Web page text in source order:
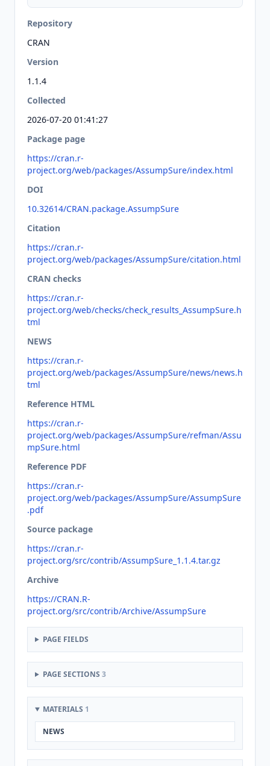
Repository
CRAN
Version
1.1.4
Collected
2026-07-20 01:41:27
Package page
https://cran.r-
project.org/web/packages/AssumpSure/index.html
DOI
10.32614/CRAN.package.AssumpSure
Citation
https://cran.r-
project.org/web/packages/AssumpSure/citation.html
CRAN checks
https://cran.r-
project.org/web/checks/check_results_AssumpSure.h
tml
NEWS
https://cran.r-
project.org/web/packages/AssumpSure/news/news.h
tml
Reference HTML
https://cran.r-
project.org/web/packages/AssumpSure/refman/Assu
mpSure.html
Reference PDF
https://cran.r-
project.org/web/packages/AssumpSure/AssumpSure
.pdf
Source package
https://cran.r-
project.org/src/contrib/AssumpSure_1.1.4.tar.gz
Archive
https://CRAN.R-
project.org/src/contrib/Archive/AssumpSure
PAGE FIELDS
PAGE SECTIONS 3
MATERIALS 1
NEWS